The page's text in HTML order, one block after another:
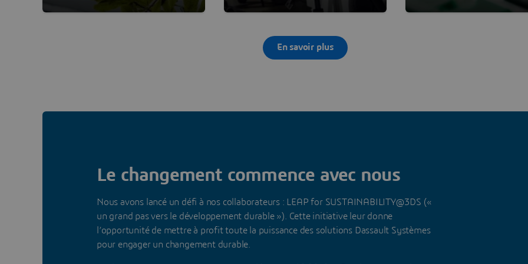
manière durable. Mais aussi et
talent et la diversité
de règles d’éthique, qui
fournisseurs, actionnaires,
organismes
En savoir plus
Le changement commence avec nous
Nous avons lancé un défi à nos collaborateurs : LEAP for SUSTAINABILITY@3DS («
un grand pas vers le développement durable »). Cette initiative leur donne
l’opportunité de mettre à profit toute la puissance des solutions Dassault Systèmes
pour engager un changement durable.